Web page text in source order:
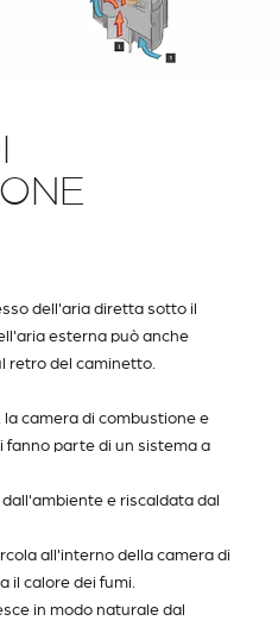
dell'aria diretta sotto il
esterna può anche
retro del caminetto.
la camera di combustione e
fanno parte di un sistema a
e riscaldata dal
all'interno della camera di
il calore dei fumi.
in modo naturale dal